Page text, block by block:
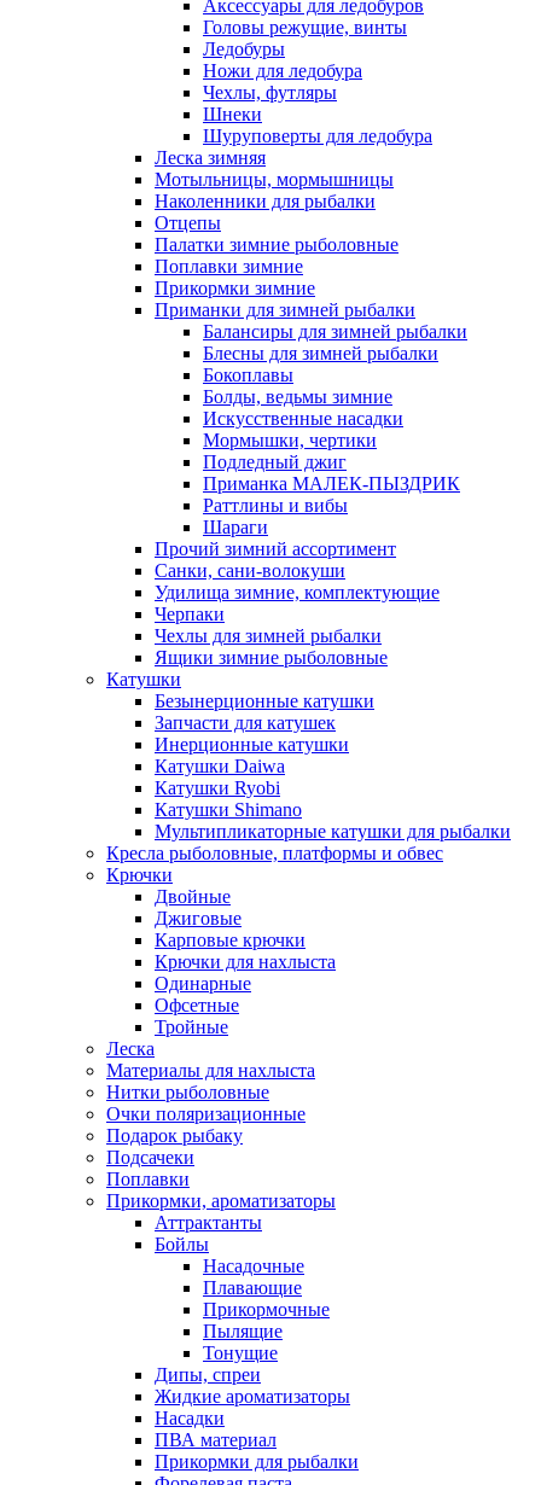
Аксессуары для ледобуров
Головы режущие, винты
Ледобуры
Ножи для ледобура
Чехлы, футляры
Шнеки
Шуруповерты для ледобура
Леска зимняя
Мотыльницы, мормышницы
Наколенники для рыбалки
Отцепы
Палатки зимние рыболовные
Поплавки зимние
Прикормки зимние
Приманки для зимней рыбалки
Балансиры для зимней рыбалки
Блесны для зимней рыбалки
Бокоплавы
Болды, ведьмы зимние
Искусственные насадки
Мормышки, чертики
Подледный джиг
Приманка МАЛЕК-ПЫЗДРИК
Раттлины и вибы
Шараги
Прочий зимний ассортимент
Санки, сани-волокуши
Удилища зимние, комплектующие
Черпаки
Чехлы для зимней рыбалки
Ящики зимние рыболовные
Катушки
Безынерционные катушки
Запчасти для катушек
Инерционные катушки
Катушки Daiwa
Катушки Ryobi
Катушки Shimano
Мультипликаторные катушки для рыбалки
Кресла рыболовные, платформы и обвес
Крючки
Двойные
Джиговые
Карповые крючки
Крючки для нахлыста
Одинарные
Офсетные
Тройные
Леска
Материалы для нахлыста
Нитки рыболовные
Очки поляризационные
Подарок рыбаку
Подсачеки
Поплавки
Прикормки, ароматизаторы
Аттрактанты
Бойлы
Насадочные
Плавающие
Прикормочные
Пылящие
Тонущие
Дипы, спреи
Жидкие ароматизаторы
Насадки
ПВА материал
Прикормки для рыбалки